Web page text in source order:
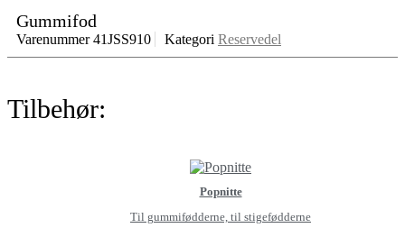
Gummifod
Varenummer41JSS910 Kategori Reservedel
Tilbehør:
Popnitte
Til gummifødderne, til stigefødderne